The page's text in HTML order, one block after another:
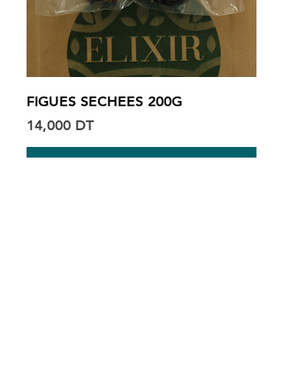
FIGUES SECHEES 200G
Prix
14,000 DT